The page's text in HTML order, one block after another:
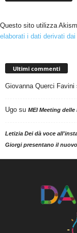
Questo sito utilizza
elaborati i dati derivati
Ultimi commenti
Giovanna Querci Favini
Ugo su MEI Meeting
Letizia Dei dà voce
Giorgi presentano il